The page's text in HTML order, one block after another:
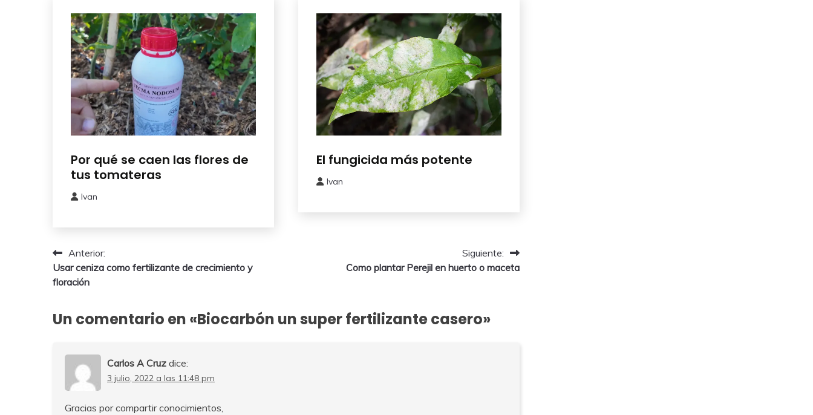
Abonos y
Remedios
Por qué se caen las flores de
tus tomateras
Ivan
Abonos y
Remedios
El fungicida más potente
Ivan
Navegación
de
Anterior:
Usar ceniza como fertilizante de crecimiento y
floración
Siguiente:
Como plantar Perejil en huerto o maceta
Un comentario en «Biocarbón un super fertilizante casero»
Carlos A Cruz dice:
3 julio, 2022 a las 11:48 pm
Gracias por compartir conocimientos,